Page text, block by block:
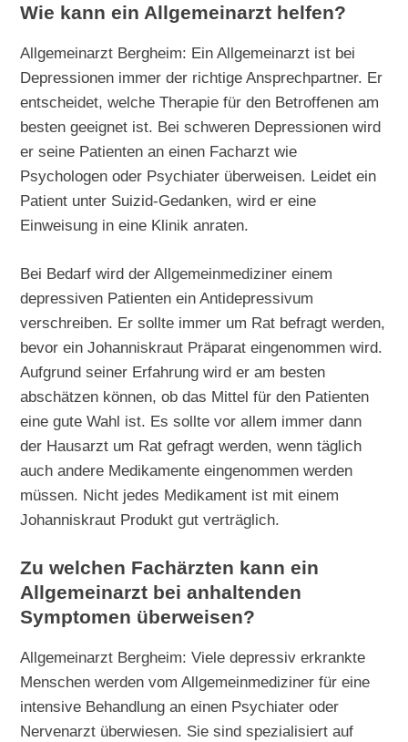
Wie kann ein Allgemeinarzt helfen?
Allgemeinarzt Bergheim: Ein Allgemeinarzt ist bei
Depressionen immer der richtige Ansprechpartner. Er
entscheidet, welche Therapie für den Betroffenen am
besten geeignet ist. Bei schweren Depressionen wird
er seine Patienten an einen Facharzt wie
Psychologen oder Psychiater überweisen. Leidet ein
Patient unter Suizid-Gedanken, wird er eine
Einweisung in eine Klinik anraten.
Bei Bedarf wird der Allgemeinmediziner einem
depressiven Patienten ein Antidepressivum
verschreiben. Er sollte immer um Rat befragt werden,
bevor ein Johanniskraut Präparat eingenommen wird.
Aufgrund seiner Erfahrung wird er am besten
abschätzen können, ob das Mittel für den Patienten
eine gute Wahl ist. Es sollte vor allem immer dann
der Hausarzt um Rat gefragt werden, wenn täglich
auch andere Medikamente eingenommen werden
müssen. Nicht jedes Medikament ist mit einem
Johanniskraut Produkt gut verträglich.
Zu welchen Fachärzten kann ein
Allgemeinarzt bei anhaltenden
Symptomen überweisen?
Allgemeinarzt Bergheim: Viele depressiv erkrankte
Menschen werden vom Allgemeinmediziner für eine
intensive Behandlung an einen Psychiater oder
Nervenarzt überwiesen. Sie sind spezialisiert auf